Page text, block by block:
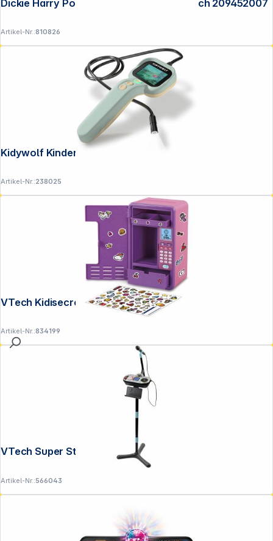
Dickie Harry Potter Tom Riddle's Tagebuch 209452007
Artikel-Nr.:810826
Kidywolf Kinder Endoskopkamera
Artikel-Nr.:238025
VTech Kidisecrets Traumtresor
Artikel-Nr.:834199
VTech Super Star DJ Studio black
Artikel-Nr.:566043